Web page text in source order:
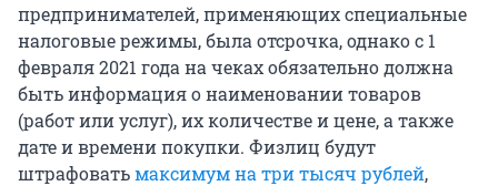
предпринимателей, применяющих специальные
налоговые режимы, была отсрочка, однако с 1
февраля 2021 года на чеках обязательно должна
быть информация о наименовании товаров
(работ или услуг), их количестве и цене, а также
дате и времени покупки. Физлиц будут
штрафоватьмаксимум на три тысяч рублей,